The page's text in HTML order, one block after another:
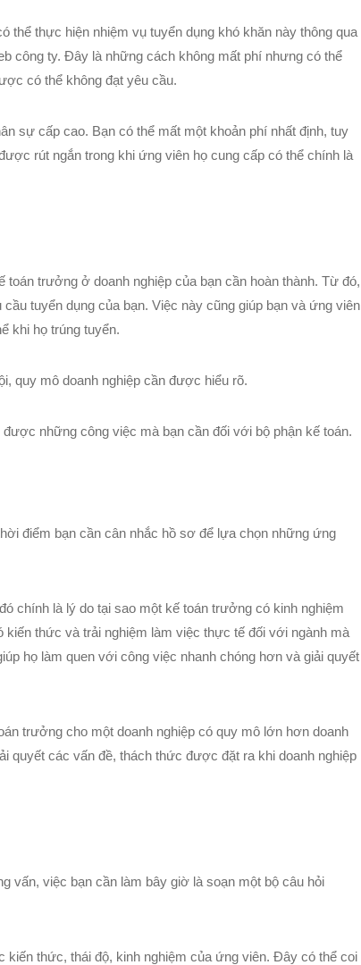
thể thực hiện nhiệm vụ tuyển dụng khó khăn này thông qua
công ty. Đây là những cách không mất phí nhưng có thể
có thể không đạt yêu cầu.
sự cấp cao. Bạn có thể mất một khoản phí nhất định, tuy
rút ngắn trong khi ứng viên họ cung cấp có thể chính là
trưởng ở doanh nghiệp của bạn cần hoàn thành. Từ đó,
tuyển dụng của bạn. Việc này cũng giúp bạn và ứng viên
khi họ trúng tuyển.
quy mô doanh nghiệp cần được hiểu rõ.
những công việc mà bạn cần đối với bộ phận kế toán.
điểm bạn cần cân nhắc hồ sơ để lựa chọn những ứng
chính là lý do tại sao một kế toán trưởng có kinh nghiệm
thức và trải nghiệm làm việc thực tế đối với ngành mà
họ làm quen với công việc nhanh chóng hơn và giải quyết
trưởng cho một doanh nghiệp có quy mô lớn hơn doanh
quyết các vấn đề, thách thức được đặt ra khi doanh nghiệp
vấn, việc bạn cần làm bây giờ là soạn một bộ câu hỏi
kiến thức, thái độ, kinh nghiệm của ứng viên. Đây có thể coi